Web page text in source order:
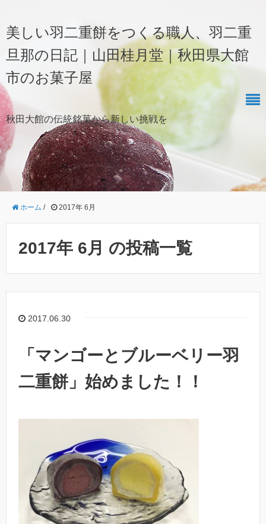
美しい羽二重餅をつくる職人、羽二重
旦那の日記｜山田桂月堂｜秋田県大館
市のお菓子屋
秋田大館の伝統銘菓から新しい挑戦を
ホーム / 2017年 6月
2017年 6月 の投稿一覧
2017.06.30
「マンゴーとブルーベリー羽
二重餅」始めました！！